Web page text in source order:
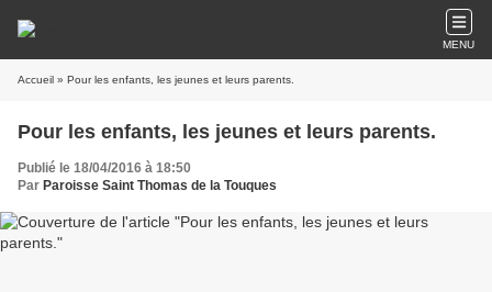
MENU
Accueil » Pour les enfants, les jeunes et leurs parents.
Pour les enfants, les jeunes et leurs parents.
Publié le 18/04/2016 à 18:50
Par Paroisse Saint Thomas de la Touques